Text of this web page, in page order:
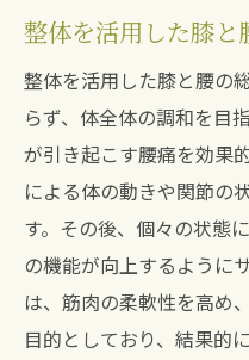
整体を活用した膝
整体を活用した膝と腰の
らず、体全体の調和を目
が引き起こす腰痛を効果
による体の動きや関節の
す。その後、個々の状態
の機能が向上するように
は、筋肉の柔軟性を高め
目的としており、結果的